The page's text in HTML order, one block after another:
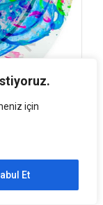
için
Et